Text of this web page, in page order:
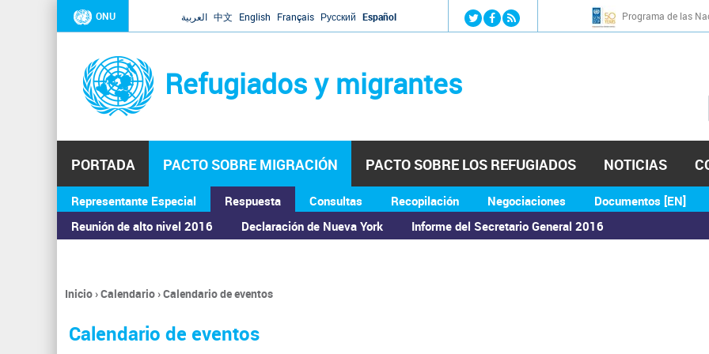
Jump to navigation
ONU العربية 中文 English Français Русский Español Programa de las
Refugiados y migrantes
PORTADA PACTO SOBRE MIGRACIÓN
Representante Especial
Respuesta
Reunión de alto nivel 2016
Declaración de Nueva York Informe del Secretario General 2016
Consultas Recopilación Negociaciones Documentos [EN]
PACTO SOBRE LOS REFUGIADOS NOTICIAS
ASAMBLEA GENERAL
Se
encuentra
usted
Inicio›Calendario›Calendario de eventos
Calendario de eventos